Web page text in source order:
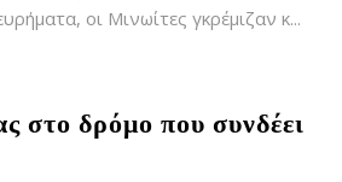
οι Μινωίτες γκρέμιζαν κ...
στο δρόμο που συνδέει